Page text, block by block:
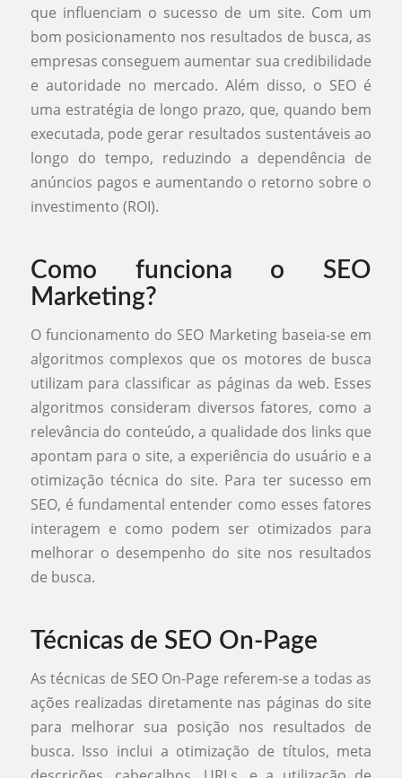
que influenciam o sucesso de um site. Com um
bom posicionamento nos resultados de busca, as
empresas conseguem aumentar sua credibilidade
e autoridade no mercado. Além disso, o SEO é
uma estratégia de longo prazo, que, quando bem
executada, pode gerar resultados sustentáveis ao
longo do tempo, reduzindo a dependência de
anúncios pagos e aumentando o retorno sobre o
investimento (ROI).
Como funciona o SEO
Marketing?
O funcionamento do SEO Marketing baseia-se em
algoritmos complexos que os motores de busca
utilizam para classificar as páginas da web. Esses
algoritmos consideram diversos fatores, como a
relevância do conteúdo, a qualidade dos links que
apontam para o site, a experiência do usuário e a
otimização técnica do site. Para ter sucesso em
SEO, é fundamental entender como esses fatores
interagem e como podem ser otimizados para
melhorar o desempenho do site nos resultados
de busca.
Técnicas de SEO On-Page
As técnicas de SEO On-Page referem-se a todas as
ações realizadas diretamente nas páginas do site
para melhorar sua posição nos resultados de
busca. Isso inclui a otimização de títulos, meta